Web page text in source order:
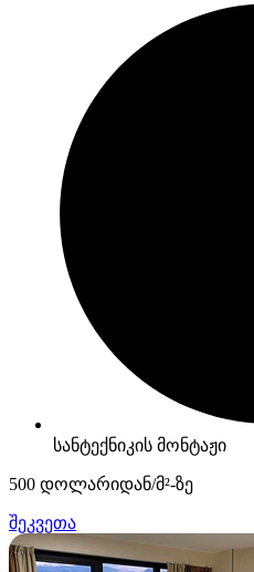
სანტექნიკის მონტაჟი
500 დოლარიდან/მ²-ზე
შეკვეთა